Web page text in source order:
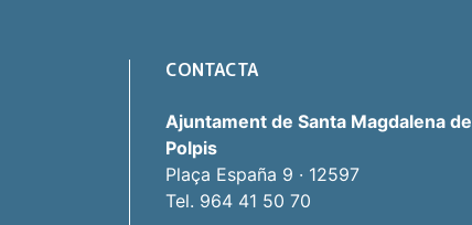
CONTACTA
Ajuntament de Santa Magdalena de
Polpis
Plaça España 9 · 12597
Tel. 964 41 50 70